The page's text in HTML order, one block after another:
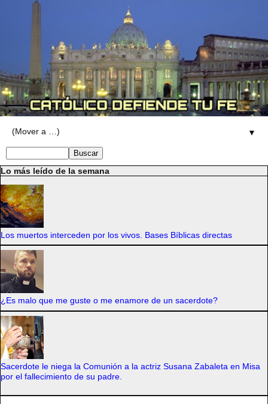
▼
Lo más leído de la semana
Los muertos interceden por los vivos. Bases Bíblicas directas
¿Es malo que me guste o me enamore de un sacerdote?
Sacerdote le niega la Comunión a la actriz Susana Zabaleta en Misa
por el fallecimiento de su padre.